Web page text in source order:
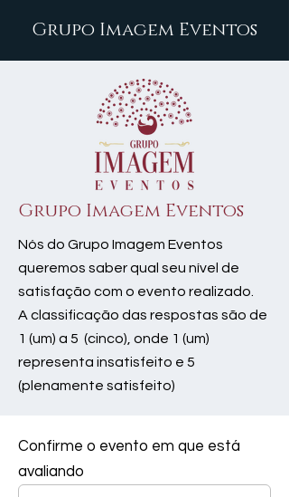
Grupo Imagem Eventos
Grupo Imagem Eventos
Nós do Grupo Imagem Eventos
queremos saber qual seu nível de
satisfação com o evento realizado.
A classificação das respostas são de
1 (um) a 5 (cinco), onde 1 (um)
representa insatisfeito e 5
(plenamente satisfeito)
Confirme o evento em que está
avaliando